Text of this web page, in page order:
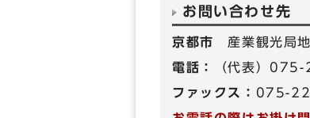
お問い合わせ先
京都市 産業観光局
電話：
（代表）
ファックス： 075-